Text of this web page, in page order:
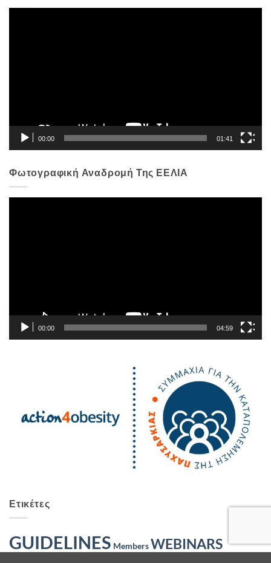
00:00 01:41
Φωτογραφική Αναδρομή Της ΕΕΛΙΑ
00:00 04:59
Ετικέτες
GUIDELINES MembersWEBINARS